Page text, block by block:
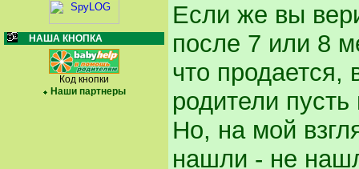
НАША КНОПКА
Код кнопки
Наши партнеры
Если же вы
после 7 или 8
что
родители
Но, на мой
нашли - не